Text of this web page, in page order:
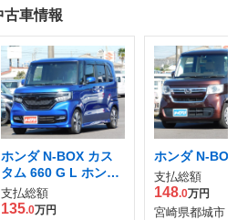
古車情報
ホンダ N-BOX カス
タム 660 G L ホンダ
センシング
支払総額
135.0万円
ホンダ N-
支払総額
148.0万円
宮崎県都城市